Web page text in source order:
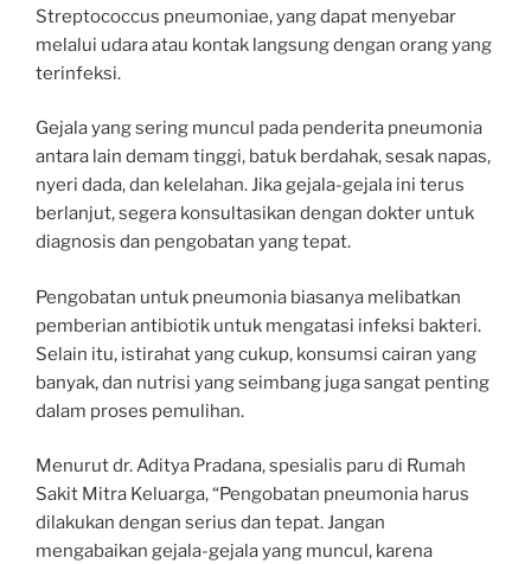
Streptococcus pneumoniae, yang dapat menyebar
melalui udara atau kontak langsung dengan orang yang
terinfeksi.
Gejala yang sering muncul pada penderita pneumonia
antara lain demam tinggi, batuk berdahak, sesak napas,
nyeri dada, dan kelelahan. Jika gejala-gejala ini terus
berlanjut, segera konsultasikan dengan dokter untuk
diagnosis dan pengobatan yang tepat.
Pengobatan untuk pneumonia biasanya melibatkan
pemberian antibiotik untuk mengatasi infeksi bakteri.
Selain itu, istirahat yang cukup, konsumsi cairan yang
banyak, dan nutrisi yang seimbang juga sangat penting
dalam proses pemulihan.
Menurut dr. Aditya Pradana, spesialis paru di Rumah
Sakit Mitra Keluarga, “Pengobatan pneumonia harus
dilakukan dengan serius dan tepat. Jangan
mengabaikan gejala-gejala yang muncul, karena